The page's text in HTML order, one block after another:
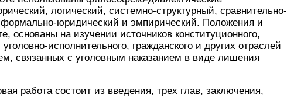
логический, системно-структурный, сравнительно-
формально-юридический и эмпирический. Положения и
основаны на изучении источников конституционного,
исполнительного, гражданского и других отраслей
связанных с уголовным наказанием в виде лишения
работа состоит из введения, трех глав, заключения,